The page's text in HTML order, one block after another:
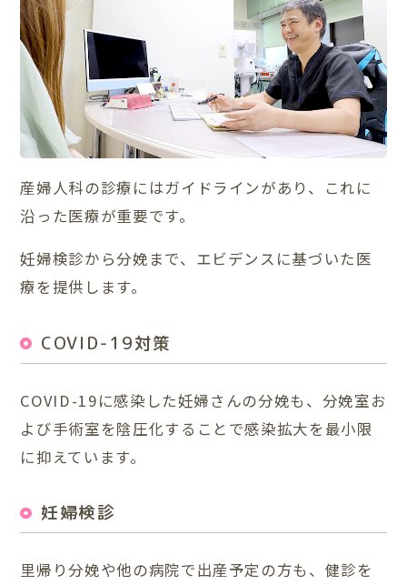
産婦人科の診療にはガイドラインがあり、これに
沿った医療が重要です。
妊婦検診から分娩まで、エビデンスに基づいた医
療を提供します。
COVID-19対策
COVID-19に感染した妊婦さんの分娩も、分娩室お
よび手術室を陰圧化することで感染拡大を最小限
に抑えています。
妊婦検診
里帰り分娩や他の病院で出産予定の方も、健診を